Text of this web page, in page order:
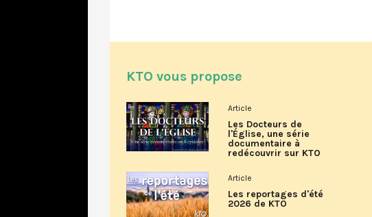
KTO vous propose
Article
Les Docteurs de
l'Église, une série
documentaire à
redécouvrir sur KTO
Article
Les reportages d'été
2026 de KTO